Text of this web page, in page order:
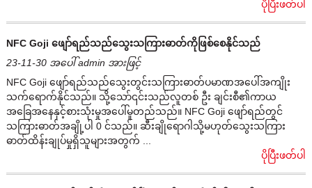
ပိုပြီးဖတ်ပါ
NFC Goji ဖျော်ရည်သည်သွေးသကြားဓာတ်ကိုဖြစ်စေနိုင်သည်
23-11-30 အပေါ် admin အားဖြင့်
NFC Goji ဖျော်ရည်သည်သွေးတွင်းသကြားဓာတ်ပမာဏအပေါ်အကျိုး
သက်ရောက်နိုင်သည်။ သို့သော်၎င်းသည်လူတစ် ဦး ချင်းစီ၏ကာယ
အခြေအနေနှင့်စားသုံးမှုအပေါ်မူတည်သည်။ NFC Goji ဖျော်ရည်တွင်
သကြားဓာတ်အချို့ပါ 0 င်သည်။ ဆီးချိုရောဂါသို့မဟုတ်သွေးသကြား
ဓာတ်ထိန်းချုပ်မှုရှိသူများအတွက် ...
ပိုပြီးဖတ်ပါ